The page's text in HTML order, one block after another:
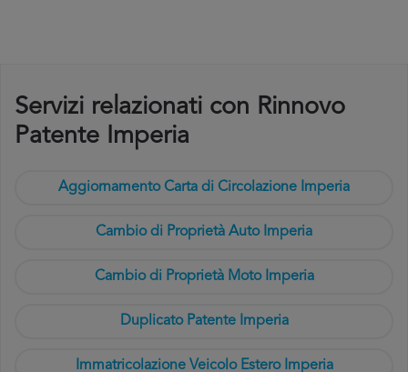
Servizi relazionati con Rinnovo
Patente Imperia
Aggiornamento Carta di Circolazione Imperia
Cambio di Proprietà Auto Imperia
Cambio di Proprietà Moto Imperia
Duplicato Patente Imperia
Immatricolazione Veicolo Estero Imperia